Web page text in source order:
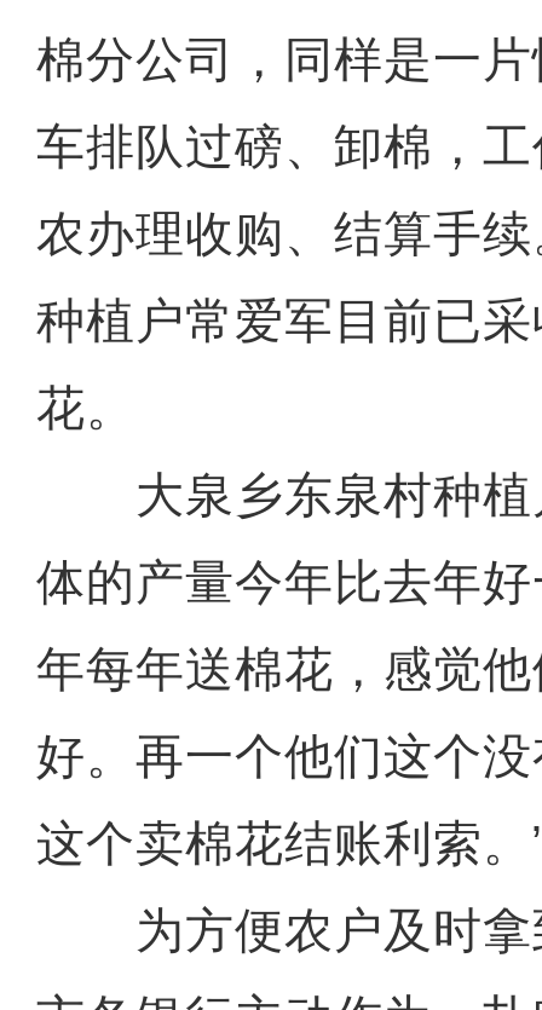
棉分公司，同样是一
车排队过磅、卸棉，
农办理收购、结算手
种植户常爱军目前已
花。
大泉乡东泉村种植
体的产量今年比去年
年每年送棉花，感觉
好。再一个他们这个
这个卖棉花结账利索。
为方便农户及时拿